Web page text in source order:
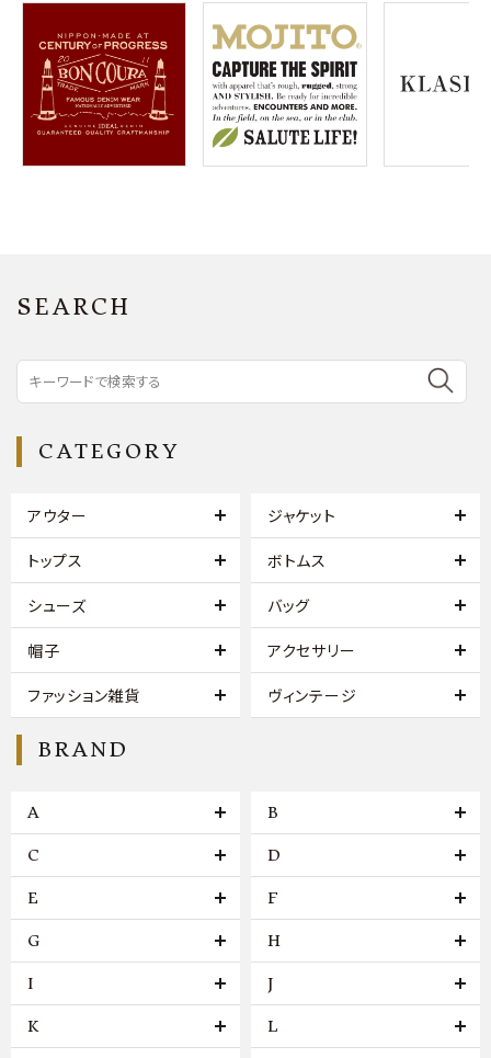
ACCOUNT MENU
ようこそ ゲスト 様
meeting_room ログイン 会員登録
SEARCH
CATEGORY
アウター ジャケット
トップス ボトムス
シューズ バッグ
帽子 アクセサリー
ファッション雑貨 ヴィンテージ
BRAND
A B
C D
E F
G H
I J
K L